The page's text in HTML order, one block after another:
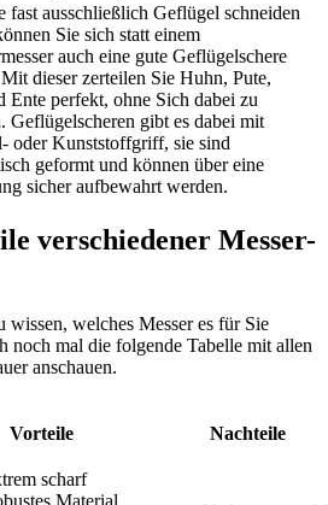
fast ausschließlich Geflügel schneiden
Sie sich statt einem
auch eine gute Geflügelschere
dieser zerteilen Sie Huhn, Pute,
Ente perfekt, ohne Sich dabei zu
Geflügelscheren gibt es dabei mit
oder Kunststoffgriff, sie sind
geformt und können über eine
sicher aufbewahrt werden.
verschiedener Messer-
wissen, welches Messer es für Sie
noch mal die folgende Tabelle mit allen
anschauen.
Vorteile Nachteile
scharf